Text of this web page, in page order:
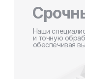
Наши
и точную
обеспечивая